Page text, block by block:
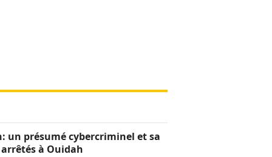
un présumé cybercriminel et sa
à Ouidah